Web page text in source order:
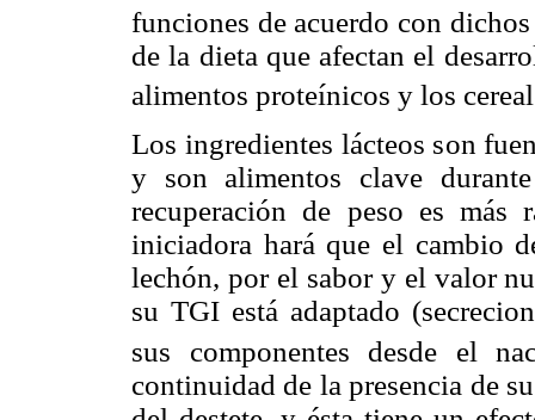
funciones de acuerdo con dichos
de la dieta que afectan el
alimentos proteínicos y los
Los ingredientes lácteos son
y son alimentos clave
recuperación de peso es
iniciadora hará que el cambio
lechón, por el sabor y el valor
su TGI está adaptado
sus componentes desde el
continuidad de la presencia de